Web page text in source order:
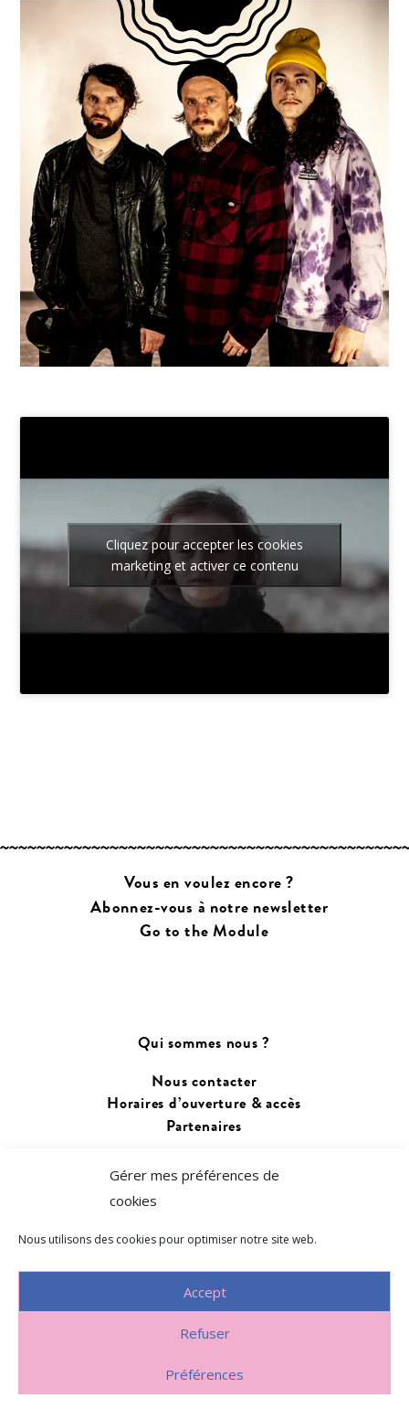
Gérer mes préférences de
cookies
Nous utilisons des cookies pour optimiser notre site web.
Accept
Refuser
Préférences
Cliquez pour accepter les cookies
marketing et activer ce contenu
Vous en voulez encore ?
Abonnez-vous à notre newsletter
Go to the Module
Qui sommes nous ?
Nous contacter
Horaires d’ouverture & accès
Partenaires
Changer de langue :
~
Politique d’utilisation des cookies